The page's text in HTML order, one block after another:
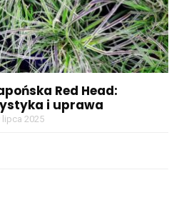
Red Head:
i uprawa
lipca 2025